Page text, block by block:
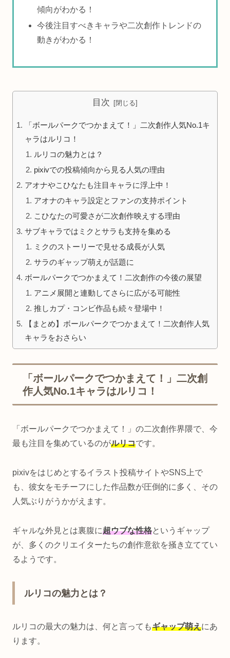
傾向がわかる！
今後注目すべきキャラや二次創作トレンドの
動きがわかる！
目次
「ボールパークでつかまえて！」二次創作人気No.1キ
ャラはルリコ！
ルリコの魅力とは？
pixivでの投稿傾向から見る人気の理由
アオナやこひなたも注目キャラに浮上中！
アオナのキャラ設定とファンの支持ポイント
こひなたの可愛さが二次創作映えする理由
サブキャラではミクとサラも支持を集める
ミクのストーリーで見せる成長が人気
サラのギャップ萌えが話題に
ボールパークでつかまえて！二次創作の今後の展望
アニメ展開と連動してさらに広がる可能性
推しカプ・コンビ作品も続々登場中！
【まとめ】ボールパークでつかまえて！二次創作人気
キャラをおさらい
「ボールパークでつかまえて！」二次創
作人気No.1キャラはルリコ！
「ボールパークでつかまえて！」の二次創作界隈で、今
最も注目を集めているのがルリコです。
pixivをはじめとするイラスト投稿サイトやSNS上で
も、彼女をモチーフにした作品数が圧倒的に多く、その
人気ぶりがうかがえます。
ギャルな外見とは裏腹に超ウブな性格というギャップ
が、多くのクリエイターたちの創作意欲を掻き立ててい
るようです。
ルリコの魅力とは？
ルリコの最大の魅力は、何と言ってもギャップ萌えにあ
ります。